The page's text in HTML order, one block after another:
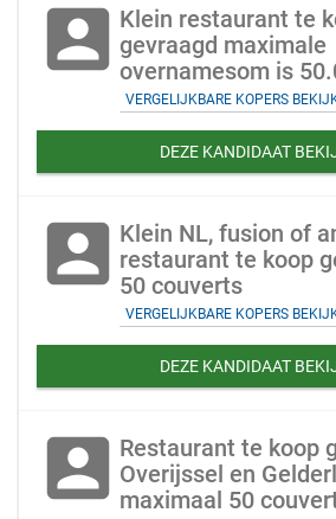
account_box Klein restaurant te
gevraagd maximale
overnamesom is
VERGELIJKBARE KOPERS
DEZE KANDIDAAT
account_box Klein NL, fusion of
restaurant te koop
50 couverts
VERGELIJKBARE KOPERS
DEZE KANDIDAAT
account_box Restaurant te koop
Overijssel en
maximaal 50